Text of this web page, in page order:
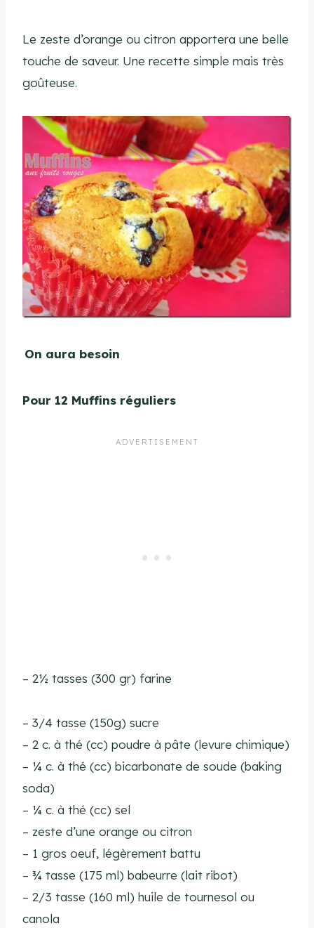
Le zeste d’orange ou citron apportera une belle
touche de saveur. Une recette simple mais très
goûteuse.
On aura besoin
Pour 12 Muffins réguliers
– 2½ tasses (300 gr) farine
– 3/4 tasse (150g) sucre
– 2 c. à thé (cc) poudre à pâte (levure chimique)
– ¼ c. à thé (cc) bicarbonate de soude (baking
soda)
– ¼ c. à thé (cc) sel
– zeste d’une orange ou citron
– 1 gros oeuf, légèrement battu
– ¾ tasse (175 ml) babeurre (lait ribot)
– 2/3 tasse (160 ml) huile de tournesol ou
canola